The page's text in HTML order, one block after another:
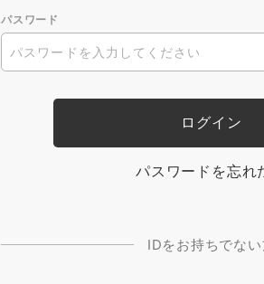
パスワード
パスワードを忘れ
IDをお持ちでな